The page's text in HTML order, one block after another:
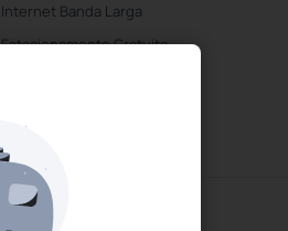
Internet Banda Larga
Estacionamento Gratuito
Restaurante